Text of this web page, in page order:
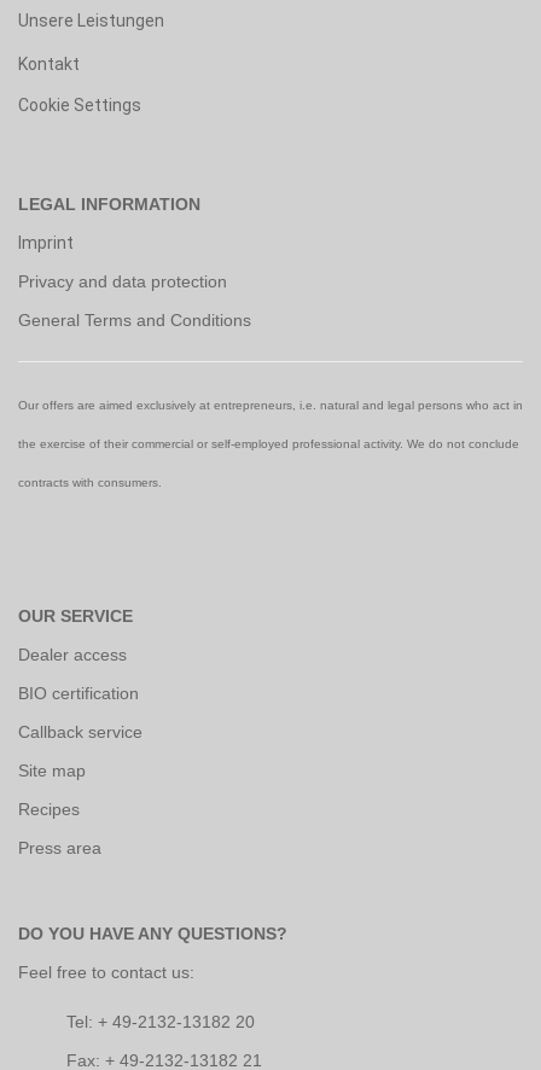
Unsere Leistungen
Kontakt
Cookie Settings
LEGAL INFORMATION
Imprint
Privacy and data protection
General Terms and Conditions
Our offers are aimed exclusively at entrepreneurs, i.e. natural and legal persons who act in
the exercise of their commercial or self-employed professional activity. We do not conclude
contracts with consumers.
OUR SERVICE
Dealer access
BIO certification
Callback service
Site map
Recipes
Press area
DO YOU HAVE ANY QUESTIONS?
Feel free to contact us:
Tel: + 49-2132-13182 20
Fax: + 49-2132-13182 21